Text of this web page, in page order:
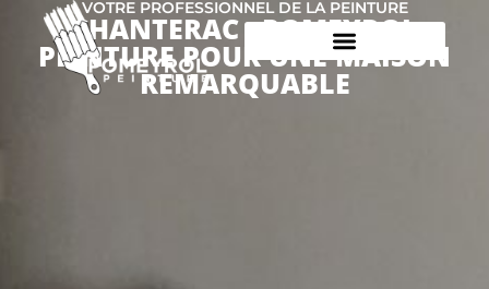
VOTRE PROFESSIONNEL DE LA PEINTURE
CHANTERAC : POMEYROL
PEINTURE POUR UNE MAISON
REMARQUABLE